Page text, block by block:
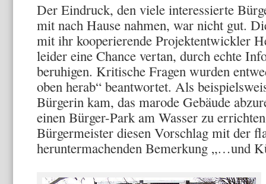
Der Eindruck, den viele interessierte
mit nach Hause nahmen, war nicht gut.
mit ihr kooperierende Projektentwickler
leider eine Chance vertan, durch echte
beruhigen. Kritische Fragen wurden
oben herab“ beantwortet. Als
Bürgerin kam, das marode Gebäude
einen Bürger-Park am Wasser zu
Bürgermeister diesen Vorschlag mit der
heruntermachenden Bemerkung „…und